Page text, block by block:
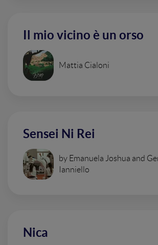
Il mio vicino è un orso
Mattia Cialoni
Sensei Ni Rei
by Emanuela Joshua and
Ianniello
Nica